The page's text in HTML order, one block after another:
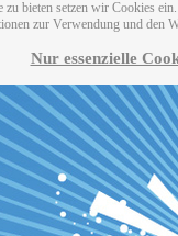
zu bieten setzen wir Cookies
zur Verwendung und den
Nur essenzielle